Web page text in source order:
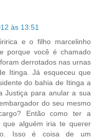
às 13:51
e o filho marcelinho
porque você é chamado
derrotados nas urnas
Itinga. Já esqueceu que
do bahia de Itinga a
Justiça para anular a sua
do seu mesmo
Então como ter a
alguém iria te querer
Isso é coisa de um